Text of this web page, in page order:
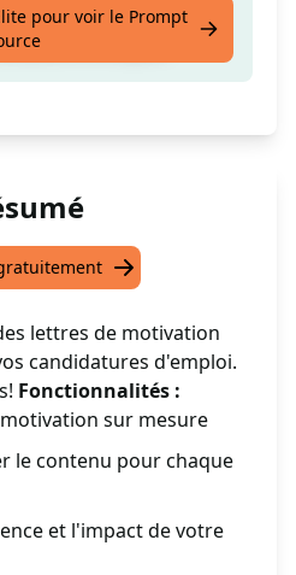
de motivation pour
d'emploi.
pour voir le Prompt
lettres de motivation
candidatures d'emploi.
Fonctionnalités :
sur mesure
le contenu pour chaque
et l'impact de votre